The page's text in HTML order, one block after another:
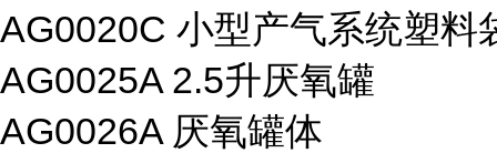
AG0020C 小型产气系统塑料
AG0025A 2.5升厌氧罐
AG0026A 厌氧罐体